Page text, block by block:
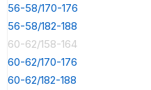
56-58/170-176
56-58/182-188
60-62/158-164
60-62/170-176
60-62/182-188